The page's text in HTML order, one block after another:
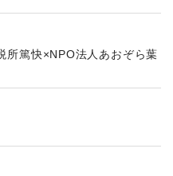
篤快×NPO法人あおぞら葉